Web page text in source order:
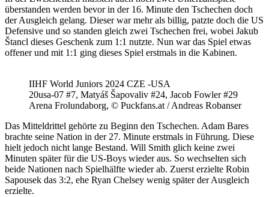
überstanden werden bevor in der 16. Minute den Tschechen doch
der Ausgleich gelang. Dieser war mehr als billig, patzte doch die US
Defensive und so standen gleich zwei Tschechen frei, wobei Jakub
Štancl dieses Geschenk zum 1:1 nutzte. Nun war das Spiel etwas
offener und mit 1:1 ging dieses Spiel erstmals in die Kabinen.
IIHF World Juniors 2024 CZE -USA
20usa-07 #7, Matyáš Šapovaliv #24, Jacob Fowler #29
Arena Frolundaborg, © Puckfans.at / Andreas Robanser
Das Mitteldrittel gehörte zu Beginn den Tschechen. Adam Bares
brachte seine Nation in der 27. Minute erstmals in Führung. Diese
hielt jedoch nicht lange Bestand. Will Smith glich keine zwei
Minuten später für die US-Boys wieder aus. So wechselten sich
beide Nationen nach Spielhälfte wieder ab. Zuerst erzielte Robin
Sapousek das 3:2, ehe Ryan Chelsey wenig später der Ausgleich
erzielte.